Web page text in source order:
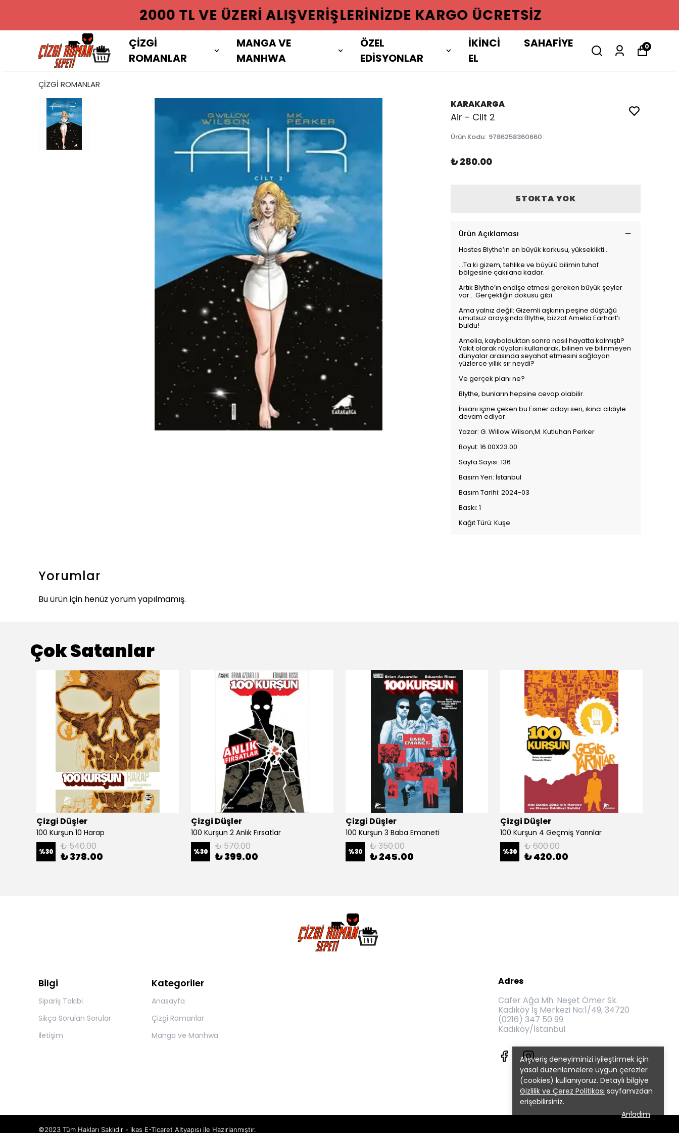
2000 TL VE ÜZERI ALIŞVERIŞLERINIZDE KARGO ÜCRETSIZ
ÇİZGİ
ROMANLAR
MANGA VE
MANHWA
ÖZEL
EDİSYONLAR
İKİNCİ
EL
SAHAFİYE 0
Alışveriş deneyiminizi iyileştirmek için
yasal düzenlemelere uygun çerezler
(cookies) kullanıyoruz. Detaylı bilgiye
Gizlilik ve Çerez Politikası sayfamızdan
erişebilirsiniz.
Anladım
ÇİZGİ ROMANLAR
KARAKARGA
Air - Cilt 2
Ürün Kodu: 9786258360660
₺ 280.00
STOKTA YOK
Ürün Açıklaması
Hostes Blythe’ın en büyük korkusu, yükseklikti…
...Ta ki gizem, tehlike ve büyülü bilimin tuhaf
bölgesine çakılana kadar.
Artık Blythe’ın endişe etmesi gereken büyük şeyler
var… Gerçekliğin dokusu gibi.
Ama yalnız değil: Gizemli aşkının peşine düştüğü
umutsuz arayışında Blythe, bizzat Amelia Earhart’ı
buldu!
Amelia, kaybolduktan sonra nasıl hayatta kalmıştı?
Yakıt olarak rüyaları kullanarak, bilinen ve bilinmeyen
dünyalar arasında seyahat etmesini sağlayan
yüzlerce yıllık sır neydi?
Ve gerçek planı ne?
Blythe, bunların hepsine cevap olabilir.
İnsanı içine çeken bu Eisner adayı seri, ikinci cildiyle
devam ediyor.
Yazar: G. Willow Wilson,M. Kutluhan Perker
Boyut: 16.00X23.00
Sayfa Sayısı: 136
Basım Yeri: İstanbul
Basım Tarihi: 2024-03
Baskı: 1
Kağıt Türü: Kuşe
Yorumlar
Bu ürün için henüz yorum yapılmamış.
Çok Satanlar
Çizgi Düşler
100 Kurşun 10 Harap
%30 ₺ 540.00
₺ 378.00
Çizgi Düşler
100 Kurşun 2 Anlık Fırsatlar
%30 ₺ 570.00
₺ 399.00
Çizgi Düşler
100 Kurşun 3 Baba Emaneti
%30 ₺ 350.00
₺ 245.00
Çizgi Düşler
100 Kurşun 4 Geçmiş Yarınlar
%30 ₺ 600.00
₺ 420.00
Bilgi
Sipariş Takibi
Sıkça Sorulan Sorular
İletişim
Kategoriler
Anasayfa
Çizgi Romanlar
Manga ve Manhwa
Adres
Cafer Ağa Mh. Neşet Ömer Sk.
Kadıköy İş Merkezi No:1/49, 34720
(0216) 347 50 99
Kadıköy/İstanbul
©2023 Tüm Hakları Saklıdır - ikas E-Ticaret Altyapısı ile Hazırlanmıştır.